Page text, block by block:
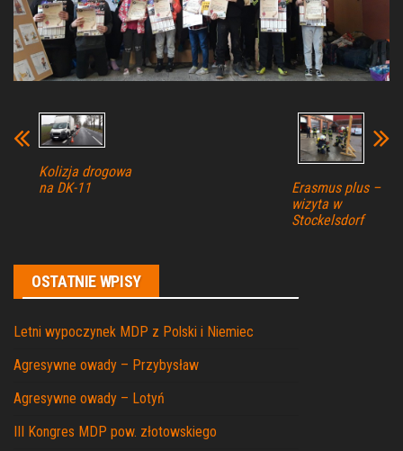
Kolizja drogowa
na DK-11
Erasmus plus –
wizyta w
Stockelsdorf
OSTATNIE WPISY
Letni wypoczynek MDP z Polski i Niemiec
Agresywne owady – Przybysław
Agresywne owady – Lotyń
III Kongres MDP pow. złotowskiego